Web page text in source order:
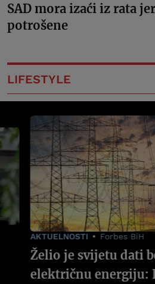
SAD mora izaći iz rata
potrošene
LIFESTYLE
AKTUELNOSTI Forbes BiH
Želio je svijetu dati
električnu energiju: